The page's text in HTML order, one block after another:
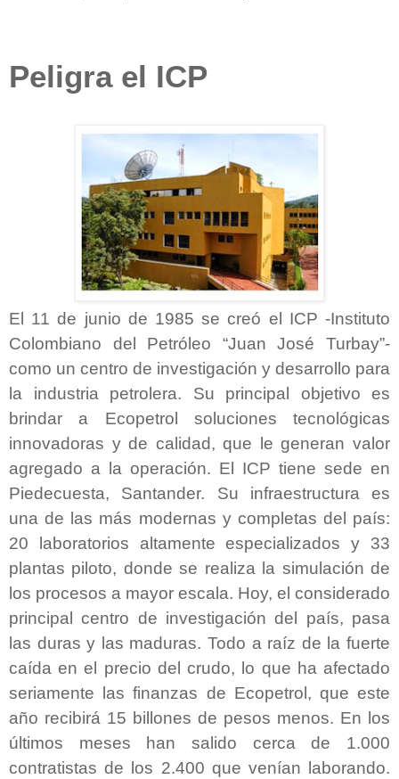
Peligra el ICP
El 11 de junio de 1985 se creó el ICP -Instituto
Colombiano del Petróleo “Juan José Turbay”-
como un centro de investigación y desarrollo para
la industria petrolera. Su principal objetivo es
brindar a Ecopetrol soluciones tecnológicas
innovadoras y de calidad, que le generan valor
agregado a la operación. El ICP tiene sede en
Piedecuesta, Santander. Su infraestructura es
una de las más modernas y completas del país:
20 laboratorios altamente especializados y 33
plantas piloto, donde se realiza la simulación de
los procesos a mayor escala. Hoy, el considerado
principal centro de investigación del país, pasa
las duras y las maduras. Todo a raíz de la fuerte
caída en el precio del crudo, lo que ha afectado
seriamente las finanzas de Ecopetrol, que este
año recibirá 15 billones de pesos menos. En los
últimos meses han salido cerca de 1.000
contratistas de los 2.400 que venían laborando.